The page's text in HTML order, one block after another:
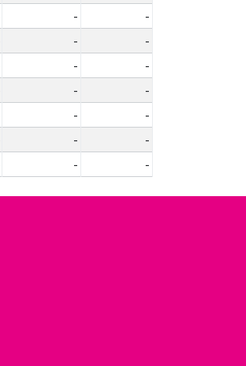
-
-
-
-
-
-
-
-
-
-
-
-
- -